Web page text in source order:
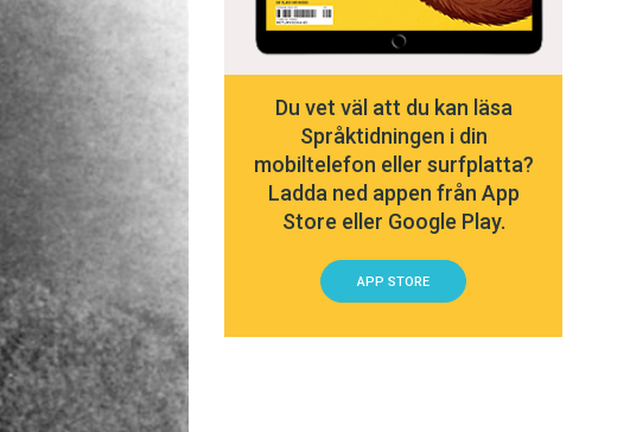
Du vet väl att du kan läsa
Språktidningen i din
mobiltelefon eller surfplatta?
Ladda ned appen från App
Store eller Google Play.
APP STORE